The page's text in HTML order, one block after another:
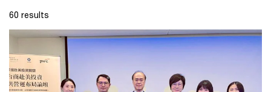
60 results